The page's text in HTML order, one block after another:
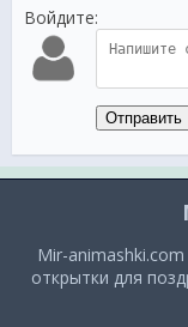
Войдите:
Отправить
Mir-
открытки для